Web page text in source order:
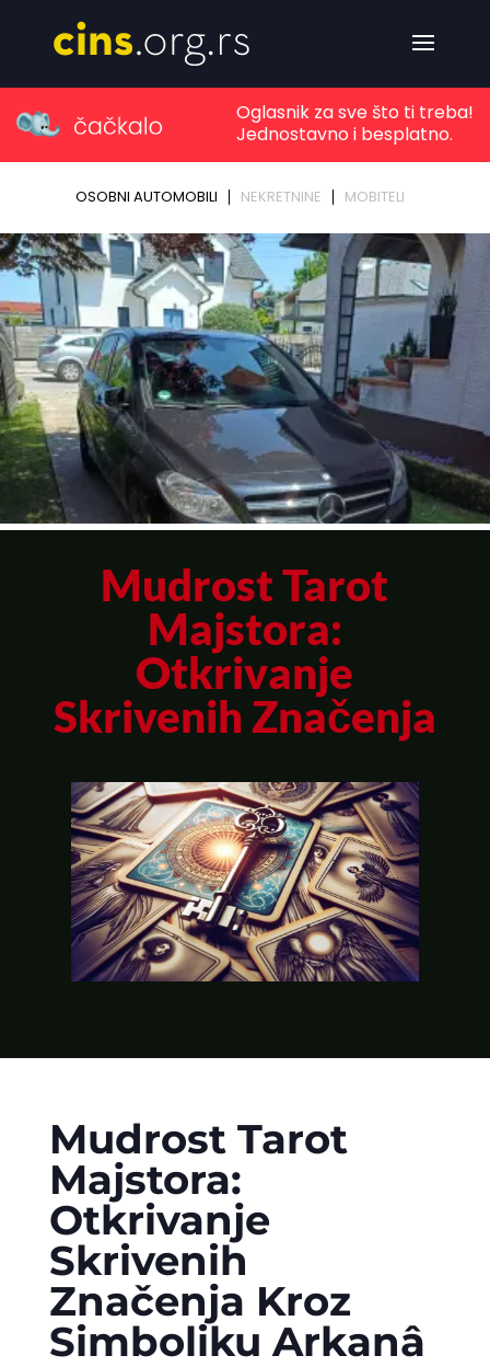
Mudrost Tarot
Majstora:
Otkrivanje
Skrivenih Značenja
Mudrost Tarot
Majstora:
Otkrivanje
Skrivenih
Značenja Kroz
Simboliku Arkanâ